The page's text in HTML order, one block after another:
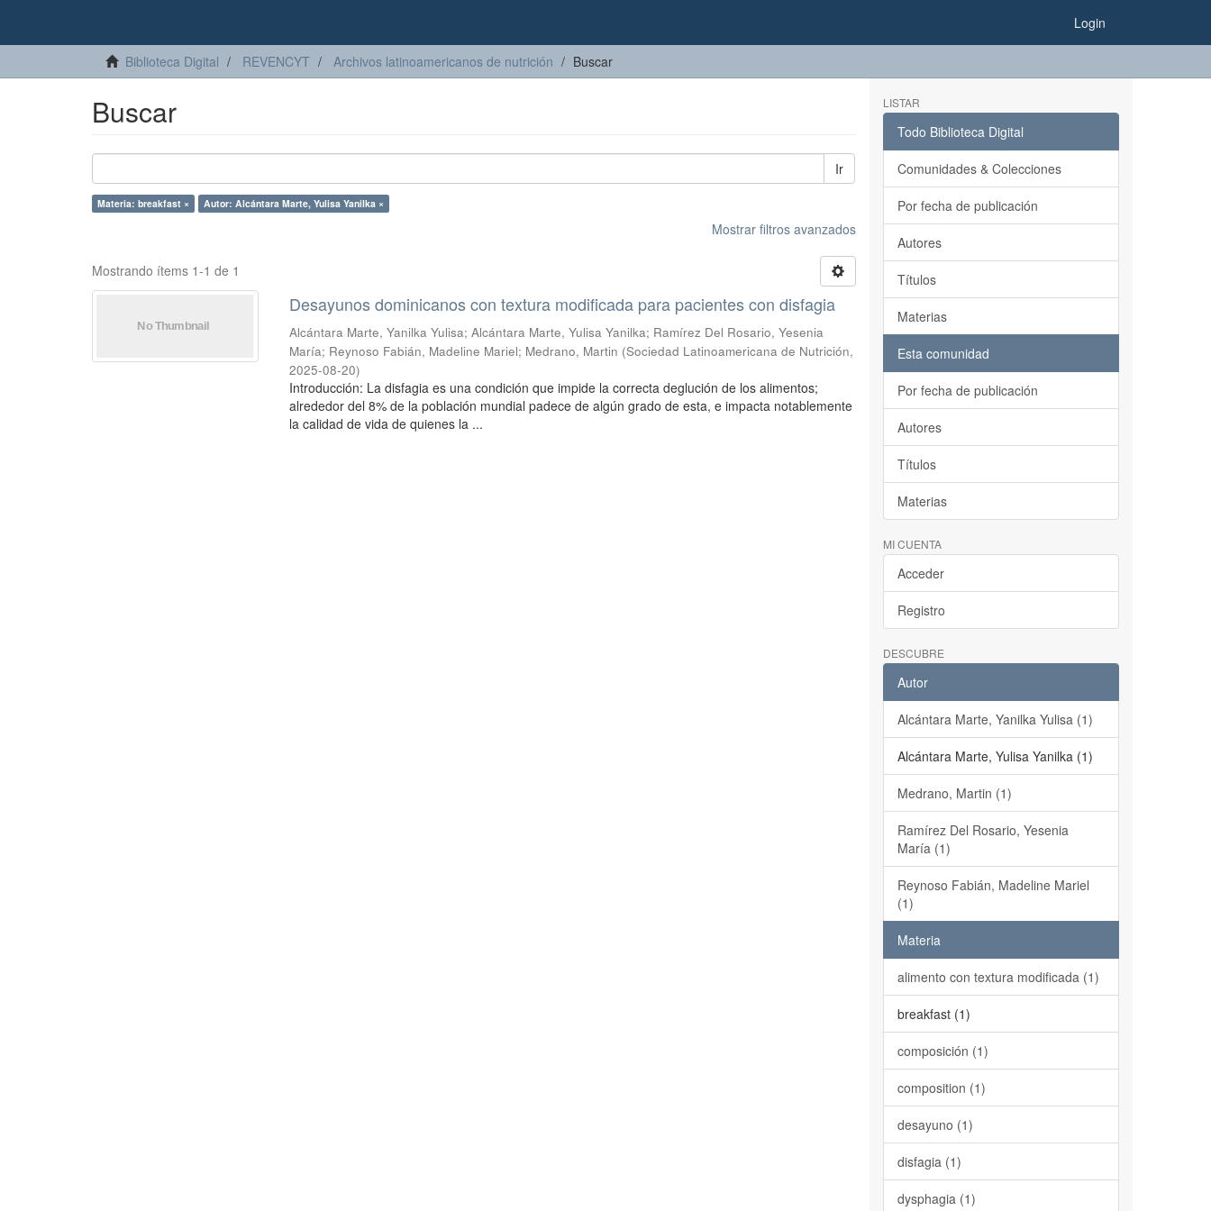
Login
Biblioteca Digital REVENCYT Archivos latinoamericanos de nutrición Buscar
Buscar
Ir
Materia: breakfast × Autor: Alcántara Marte, Yulisa Yanilka ×
Mostrar filtros avanzados
Mostrando ítems 1-1 de 1
Desayunos dominicanos con textura modificada para pacientes con disfagia
Alcántara Marte, Yanilka Yulisa;Alcántara Marte, Yulisa Yanilka; Ramírez Del Rosario, Yesenia
María; Reynoso Fabián, Madeline Mariel; Medrano, Martin (Sociedad Latinoamericana de Nutrición,
2025-08-20)
Introducción: La disfagia es una condición que impide la correcta deglución de los alimentos;
alrededor del 8% de la población mundial padece de algún grado de esta, e impacta notablemente
la calidad de vida de quienes la ...
LISTAR
Todo Biblioteca Digital
Comunidades & Colecciones
Por fecha de publicación
Autores
Títulos
Materias
Esta comunidad
Por fecha de publicación
Autores
Títulos
Materias
MI CUENTA
Acceder
Registro
DESCUBRE
Autor
Alcántara Marte, Yanilka Yulisa (1)
Alcántara Marte, Yulisa Yanilka (1)
Medrano, Martin (1)
Ramírez Del Rosario, Yesenia
María (1)
Reynoso Fabián, Madeline Mariel
(1)
Materia
alimento con textura modificada (1)
breakfast (1)
composición (1)
composition (1)
desayuno (1)
disfagia (1)
dysphagia (1)